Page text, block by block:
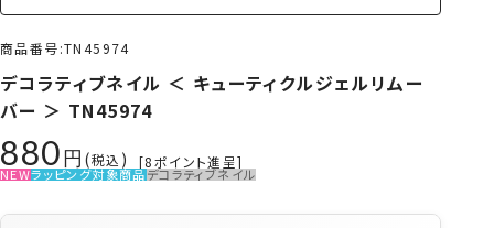
商品番号 TN45974
デコラティブネイル ＜ キューティクルジェルリムー
バー ＞ TN45974
880 税込 [8ポイント進呈]
NEWラッピング対象商品デコラティブネイル